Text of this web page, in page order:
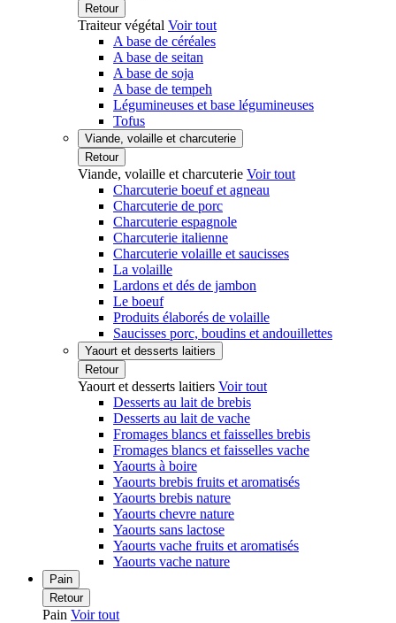
Retour
Traiteur végétal Voir tout
A base de céréales
A base de seitan
A base de soja
A base de tempeh
Légumineuses et base légumineuses
Tofus
Viande, volaille et charcuterie
Retour
Viande, volaille et charcuterie Voir tout
Charcuterie boeuf et agneau
Charcuterie de porc
Charcuterie espagnole
Charcuterie italienne
Charcuterie volaille et saucisses
La volaille
Lardons et dés de jambon
Le boeuf
Produits élaborés de volaille
Saucisses porc, boudins et andouillettes
Yaourt et desserts laitiers
Retour
Yaourt et desserts laitiers Voir tout
Desserts au lait de brebis
Desserts au lait de vache
Fromages blancs et faisselles brebis
Fromages blancs et faisselles vache
Yaourts à boire
Yaourts brebis fruits et aromatisés
Yaourts brebis nature
Yaourts chevre nature
Yaourts sans lactose
Yaourts vache fruits et aromatisés
Yaourts vache nature
Pain
Retour
Pain Voir tout